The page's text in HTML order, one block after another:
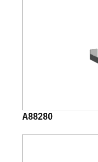
A88280